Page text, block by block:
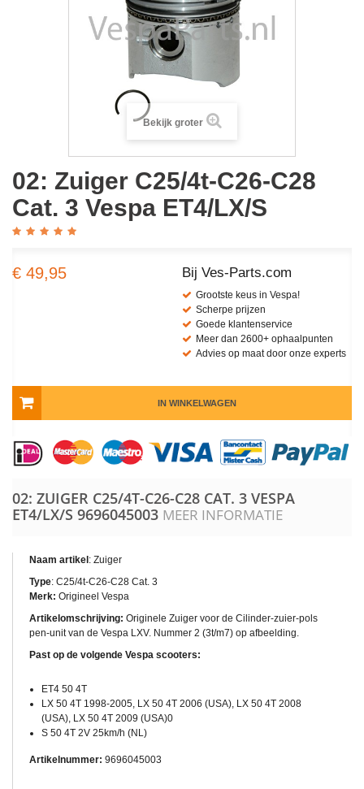
Bekijk groter
02: Zuiger C25/4t-C26-C28
Cat. 3 Vespa ET4/LX/S
€ 49,95 Bij Ves-Parts.com
Grootste keus in Vespa!
Scherpe prijzen
Goede klantenservice
Meer dan 2600+ ophaalpunten
Advies op maat door onze experts
IN WINKELWAGEN
02: ZUIGER C25/4T-C26-C28 CAT. 3 VESPA
ET4/LX/S 9696045003 MEER INFORMATIE
Naam artikel : Zuiger
Type: C25/4t-C26-C28 Cat. 3
Merk: Origineel Vespa
Artikelomschrijving: Originele Zuiger voor de Cilinder-zuier-pols
pen-unit van de Vespa LXV. Nummer 2 (3t/m7) op afbeelding.
Past op de volgende Vespa scooters:
ET4 50 4T
LX 50 4T 1998-2005, LX 50 4T 2006 (USA), LX 50 4T 2008
(USA), LX 50 4T 2009 (USA)0
S 50 4T 2V 25km/h (NL)
Artikelnummer: 9696045003